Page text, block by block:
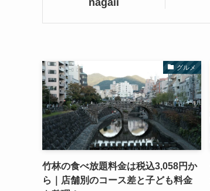
nagaii
グルメ
竹林の食べ放題料金は税込3,058円か
ら｜店舗別のコース差と子ども料金